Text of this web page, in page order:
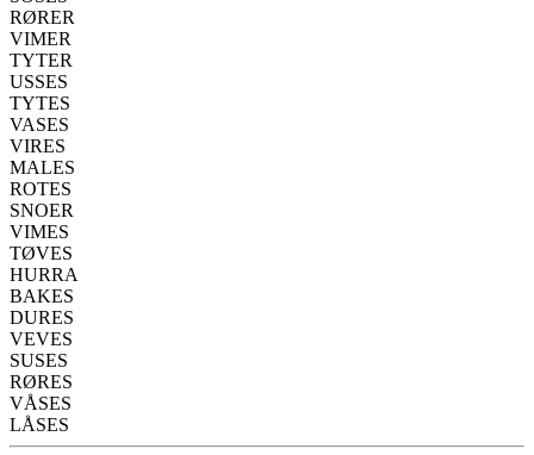
RØRER
VIMER
TYTER
USSES
TYTES
VASES
VIRES
MALES
ROTES
SNOER
VIMES
TØVES
HURRA
BAKES
DURES
VEVES
SUSES
RØRES
VÅSES
LÅSES